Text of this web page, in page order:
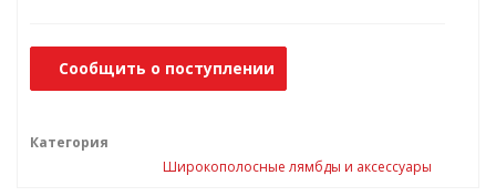
Сообщить о поступлении
Категория
Широкополосные лямбды и аксессуары